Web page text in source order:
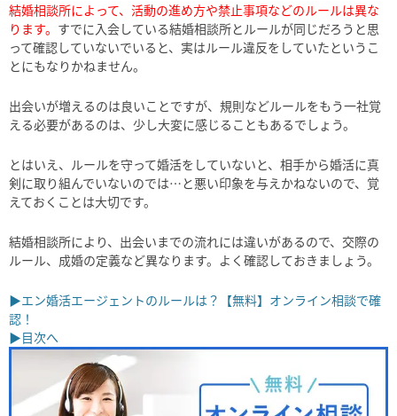
結婚相談所によって、活動の進め方や禁止事項などのルールは異な
ります。 すでに入会している結婚相談所とルールが同じだろうと思
って確認していないでいると、実はルール違反をしていたというこ
とにもなりかねません。
出会いが増えるのは良いことですが、規則などルールをもう一社覚
える必要があるのは、少し大変に感じることもあるでしょう。
とはいえ、ルールを守って婚活をしていないと、相手から婚活に真
剣に取り組んでいないのでは…と悪い印象を与えかねないので、覚
えておくことは大切です。
結婚相談所により、出会いまでの流れには違いがあるので、交際の
ルール、成婚の定義など異なります。よく確認しておきましょう。
▶エン婚活エージェントのルールは？【無料】オンライン相談で確
認！
▶目次へ